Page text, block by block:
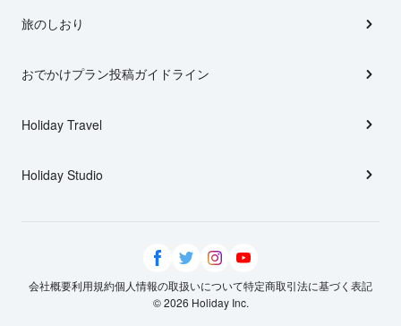
旅のしおり
おでかけプラン投稿ガイドライン
Holiday Travel
Holiday Studio
会社概要利用規約個人情報の取扱いについて特定商取引法に基づく表記
© 2026 Holiday Inc.